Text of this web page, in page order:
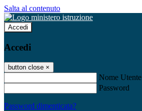
Salta al contenuto
Accedi
Accedi
button close ×
Nome Utente
Password
Password dimenticata?